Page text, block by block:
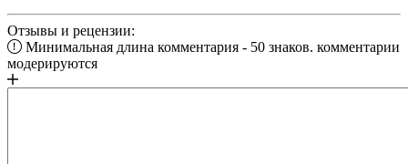
Отзывы и рецензии:
Минимальная длина комментария - 50 знаков. комментарии
модерируются